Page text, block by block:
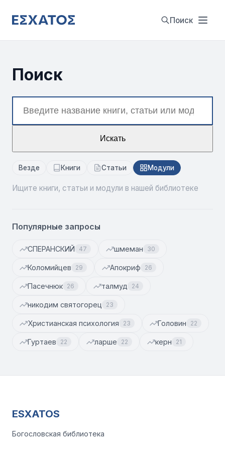
Поиск
Поиск
Искать
Везде Книги Статьи Модули
Ищите книги, статьи и модули в нашей библиотеке
Популярные запросы
СПЕРАНСКИЙ 47 шмеман 30
Коломийцев 29 Апокриф 26
Пасечнюк 26 талмуд 24
никодим святогорец 23
Христианская психология 23 Головин 22
Гуртаев 22 ларше 22 керн 21
ESXATOS
Богословская библиотека